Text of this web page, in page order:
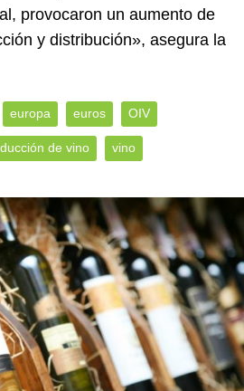
provocaron un aumento de
y distribución», asegura la
europa euros OIV
de vino vino